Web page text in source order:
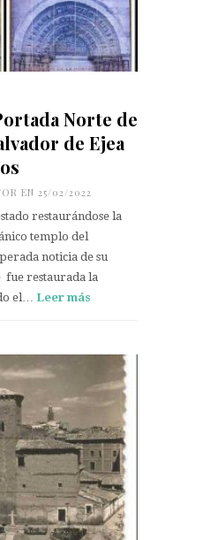
Norte de
de Ejea
EN 25/02/2022
restaurándose la
templo del
noticia de su
fue restaurada la
el… Leer más